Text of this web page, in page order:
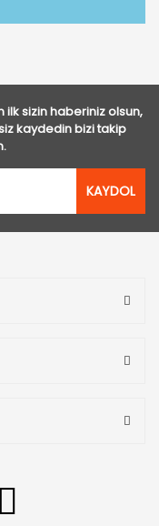
sizin haberiniz olsun,
kaydedin bizi takip
KAYDOL